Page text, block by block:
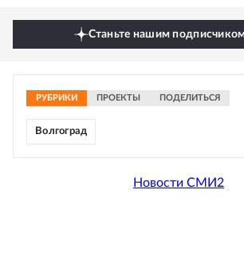
Станьте нашим
РУБРИКИ ПРОЕКТЫ ПОДЕЛИТЬСЯ
Волгоград
Новости СМИ2